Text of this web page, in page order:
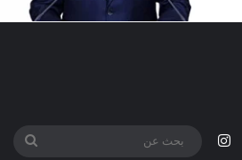
فيسبوكانستقرام